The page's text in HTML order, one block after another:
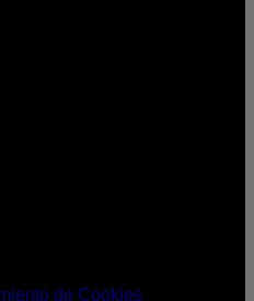
de Cookies